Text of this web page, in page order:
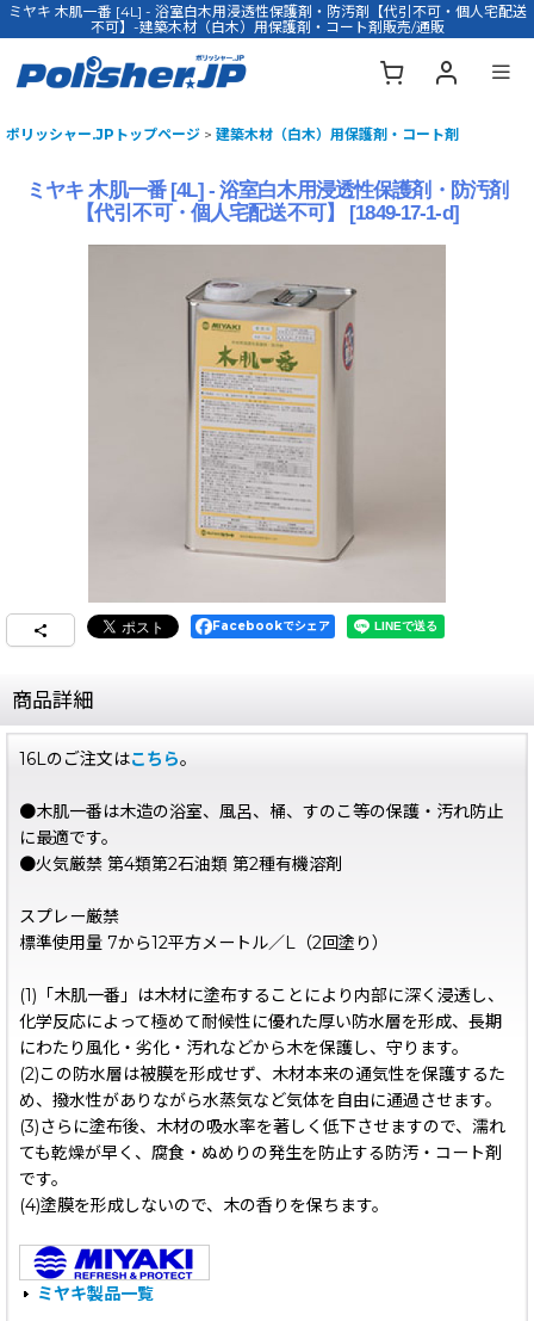
ミヤキ 木肌一番 [4L] - 浴室白木用浸透性保護剤・防汚剤【代引不可・個人宅配送
不可】-建築木材（白木）用保護剤・コート剤販売/通販
ポリッシャー.JPトップページ > 建築木材（白木）用保護剤・コート剤
ミヤキ 木肌一番 [4L] - 浴室白木用浸透性保護剤・防汚剤
【代引不可・個人宅配送不可】
[1849-17-1-d]
Facebookでシェア
商品詳細
16Lのご注文はこちら。
●木肌一番は木造の浴室、風呂、桶、すのこ等の保護・汚れ防止
に最適です。
●火気厳禁 第4類第2石油類 第2種有機溶剤
スプレー厳禁
標準使用量 7から12平方メートル／L（2回塗り）
(1)「木肌一番」は木材に塗布することにより内部に深く浸透し、
化学反応によって極めて耐候性に優れた厚い防水層を形成、長期
にわたり風化・劣化・汚れなどから木を保護し、守ります。
(2)この防水層は被膜を形成せず、木材本来の通気性を保護するた
め、撥水性がありながら水蒸気など気体を自由に通過させます。
(3)さらに塗布後、木材の吸水率を著しく低下させますので、濡れ
ても乾燥が早く、腐食・ぬめりの発生を防止する防汚・コート剤
です。
(4)塗膜を形成しないので、木の香りを保ちます。
ミヤキ製品一覧